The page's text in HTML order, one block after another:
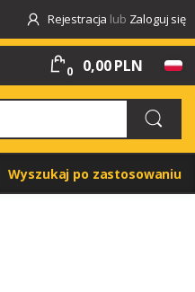
Rejestracja lub Zaloguj się
0 0,00 PLN
Wyszukaj po zastosowaniu